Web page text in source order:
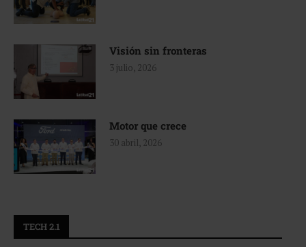
Visión sin fronteras
3 julio, 2026
Motor que crece
30 abril, 2026
TECH 2.1